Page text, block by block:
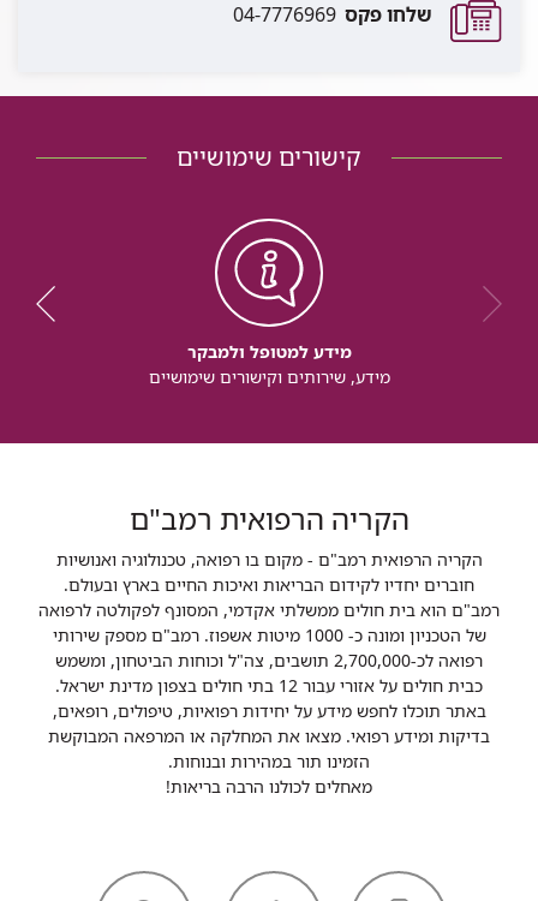
שלחו פקס 04-7776969
קישורים שימושיים
מידע למטופל ולמבקר
מידע, שירותים וקישורים שימושיים
הקריה הרפואית רמב"ם
הקריה הרפואית רמב"ם - מקום בו רפואה, טכנולוגיה ואנושיות
חוברים יחדיו לקידום הבריאות ואיכות החיים בארץ ובעולם.
רמב"ם הוא בית חולים ממשלתי אקדמי, המסונף לפקולטה לרפואה
של הטכניון ומונה כ- 1000 מיטות אשפוז. רמב"ם מספק שירותי
רפואה לכ-2,700,000 תושבים, צה"ל וכוחות הביטחון, ומשמש
כבית חולים על אזורי עבור 12 בתי חולים בצפון מדינת ישראל.
באתר תוכלו לחפש מידע על יחידות רפואיות, טיפולים, רופאים,
בדיקות ומידע רפואי. מצאו את המחלקה או המרפאה המבוקשת
הזמינו תור במהירות ובנוחות.
מאחלים לכולנו הרבה בריאות!